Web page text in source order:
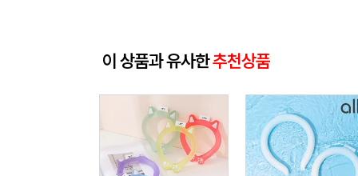
이 상품과 유사한추천상품